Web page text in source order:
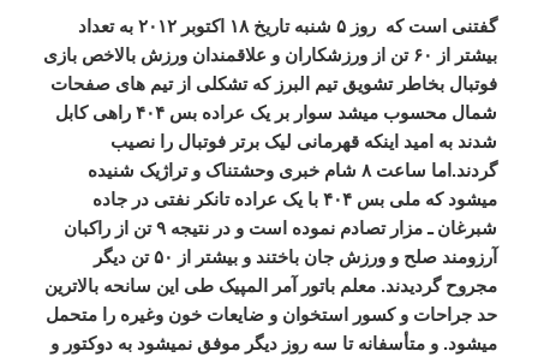
گفتنی است که روز۵ شنبه تاریخ۱۸ اکتوبر۲۰۱۲ به تعداد
بیشتر از ۶۰ تن از ورزشکاران و علاقمندان ورزش بالاخص بازی
فوتبال بخاطر تشویق تیم البرز که تشکلی از تیم های صفحات
شمال محسوب میشد سوار بر یک عراده بس۴۰۴ راهی کابل
شدند به امید اینکه قهرمانی لیک برتر فوتبال را نصیب
گردند. اما ساعت۸ شام خبری وحشتناک و تراژیک شنیده
میشود که ملی بس۴۰۴ با یک عراده تانکر نفتی در جاده
شبرغان ـ مزار تصادم نموده است و در نتیجه۹تن از راکبان
آرزومند صلح و ورزش جان باختند و بیشتر از ۵۰تن دیگر
مجروح گردیدند.معلم باتور آمر المپیک طی این سانحه بالاترین
حد جراحات و کسور استخوان و ضایعات خون وغیره را متحمل
میشود. و متأسفانه تا سه روز دیگر موفق نمیشود به دوکتور و